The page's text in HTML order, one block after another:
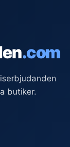
.com
butiker.